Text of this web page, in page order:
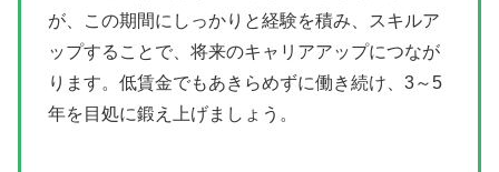
が、この期間にしっかりと経験を積み、スキルア
ップすることで、将来のキャリアアップにつなが
ります。低賃金でもあきらめずに働き続け、3～5
年を目処に鍛え上げましょう。